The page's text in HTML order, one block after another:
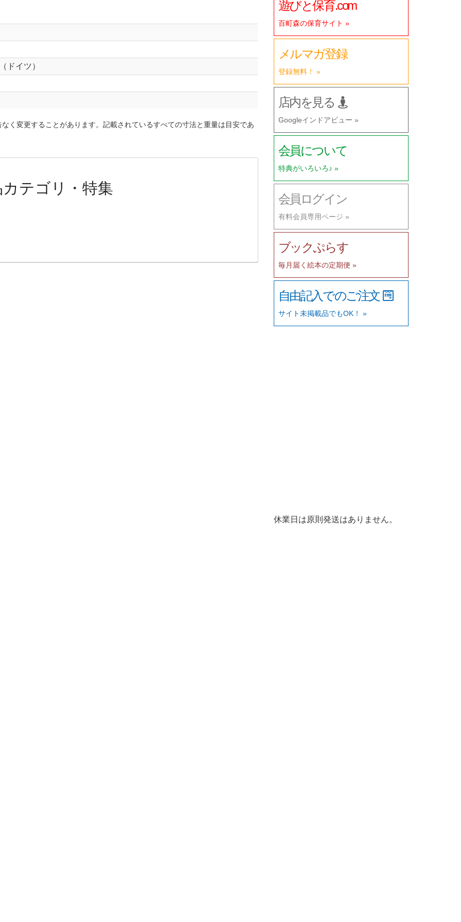
ドイツ）
く変更することがあります。記載されているすべての寸法と重量は目安であ
テゴリ・特集
遊びと保育.com
百町森の保育サイト »
メルマガ登録
登録無料！ »
店内を見る
Googleインドアビュー »
会員について
特典がいろいろ♪ »
会員ログイン
有料会員専用ページ »
ブックぷらす
毎月届く絵本の定期便 »
自由記入でのご注文
サイト未掲載品でもOK！ »
休業日は原則発送はありません。